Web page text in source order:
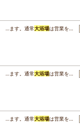
…ます。通常大浴場は営業を…
…ます。通常大浴場は営業を…
…ます。通常大浴場は営業を…